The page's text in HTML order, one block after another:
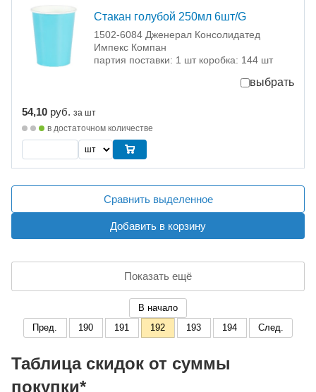
Стакан голубой 250мл 6шт/G
1502-6084 Дженерал Консолидатед
Импекс Компан
партия поставки: 1 шт коробка: 144 шт
выбрать
54,10 руб. за шт
в достаточном количестве
Сравнить выделенное
Добавить в корзину
Показать ещё
В начало
Пред.
190 191 192 193 194 След.
Таблица скидок от суммы
покупки*